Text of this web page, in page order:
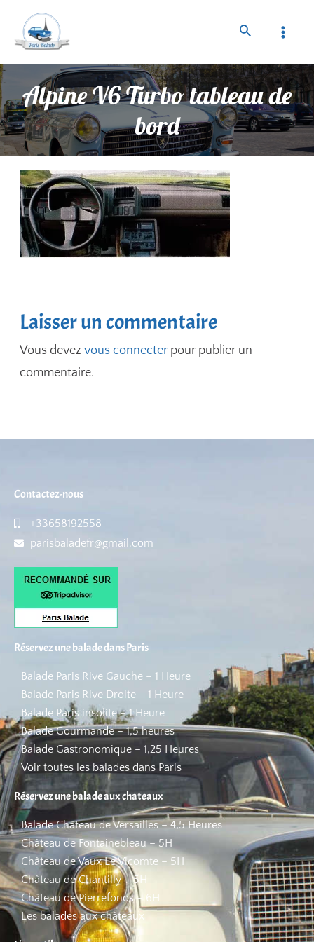
Alpine V6 Turbo tableau de
bord
Laisser un commentaire
Vous devezvous connecterpour publier un
commentaire.
Contactez-nous
+33658192558
parisbaladefr@gmail.com
Réservez une balade dans Paris
Balade Paris Rive Gauche – 1 Heure
Balade Paris Rive Droite – 1 Heure
Balade Paris insolite – 1 Heure
Balade Gourmande – 1,5 heures
Balade Gastronomique – 1,25 Heures
Voir toutes les balades dans Paris
Réservez une balade aux chateaux
Balade Château de Versailles – 4,5 Heures
Château de Fontainebleau – 5H
Château de Vaux Le Vicomte – 5H
Château de Chantilly – 5H
Château de Pierrefonds – 6H
Les balades aux châteaux